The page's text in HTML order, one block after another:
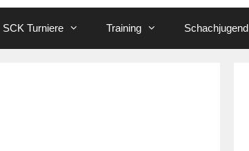
SCK Turniere Training Schachjugend